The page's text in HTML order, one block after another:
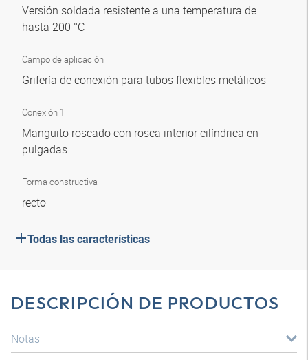
Versión soldada resistente a una temperatura de
hasta 200 °C
Campo de aplicación
Grifería de conexión para tubos flexibles metálicos
Conexión 1
Manguito roscado con rosca interior cilíndrica en
pulgadas
Forma constructiva
recto
Todas las características
DESCRIPCIÓN DE PRODUCTOS
Notas